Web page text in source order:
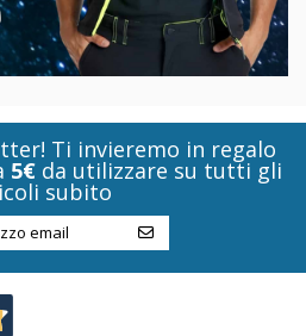
Ti invieremo in regalo
5€ da utilizzare su tutti gli
subito